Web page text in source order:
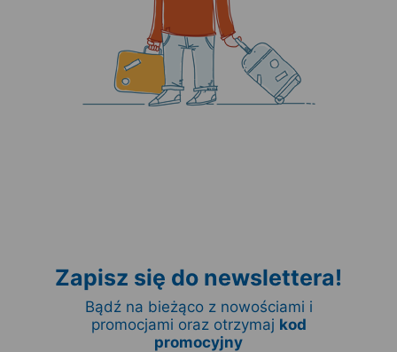
Zapisz się do newslettera!
Bądź na bieżąco z nowościami i
promocjami oraz otrzymaj kod
promocyjny